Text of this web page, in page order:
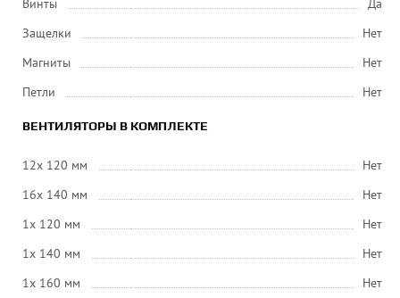
Винты
Да
Защелки
Нет
Магниты
Нет
Петли
Нет
ВЕНТИЛЯТОРЫ В КОМПЛЕКТЕ
12x 120 мм
Нет
16x 140 мм
Нет
1x 120 мм
Нет
1x 140 мм
Нет
1x 160 мм
Нет